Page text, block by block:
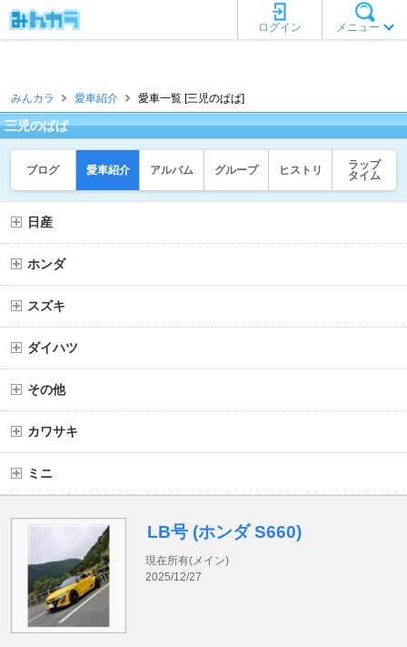
メニュー
ログイン
みんカラ 愛車紹介 愛車一覧 [三児のぱぱ]
三児のぱぱ
ブログ 愛車紹介 アルバム グループ ヒストリ
ラップ
タイム
日産
ホンダ
スズキ
ダイハツ
その他
カワサキ
ミニ
LB号 (ホンダ S660)
現在所有(メイン)
2025/12/27